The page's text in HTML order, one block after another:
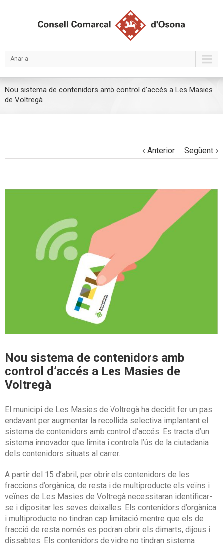
Anar a
Nou sistema de contenidors amb control d’accés a Les Masies
de Voltregà
Anterior Següent
Nou sistema de contenidors amb
control d’accés a Les Masies de
Voltregà
El municipi de Les Masies de Voltregà ha decidit fer un pas
endavant per augmentar la recollida selectiva implantant el
sistema de contenidors amb control d’accés. Es tracta d’un
sistema innovador que limita i controla l’ús de la ciutadania
dels contenidors situats al carrer.
A partir del 15 d’abril, per obrir els contenidors de les
fraccions d’orgànica, de resta i de multiproducte els veïns i
veïnes de Les Masies de Voltregà necessitaran identificar-
se i dipositar les seves deixalles. Els contenidors d’orgànica
i multiproducte no tindran cap limitació mentre que els de
fracció de resta només es podran obrir els dimarts, dijous i
dissabtes. Els contenidors de vidre no tindran sistema